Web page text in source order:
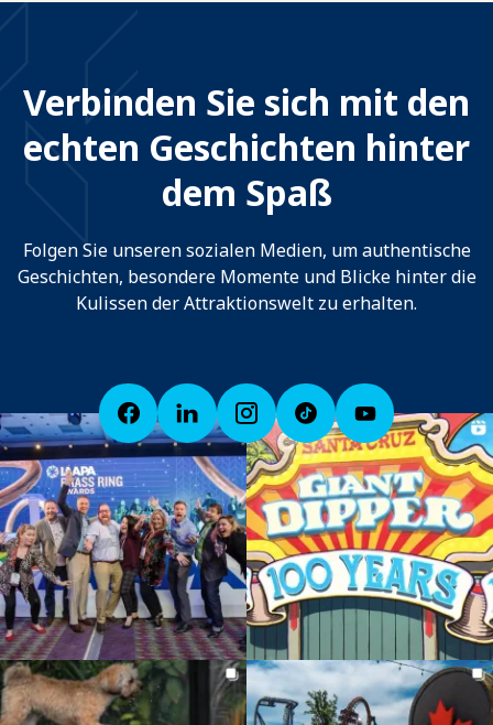
Verbinden Sie sich mit den
echten Geschichten hinter
dem Spaß
Folgen Sie unseren sozialen Medien, um authentische
Geschichten, besondere Momente und Blicke hinter die
Kulissen der Attraktionswelt zu erhalten.